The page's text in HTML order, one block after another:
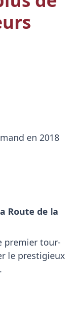
en 2018
Route de la
premier tour-
le prestigieux